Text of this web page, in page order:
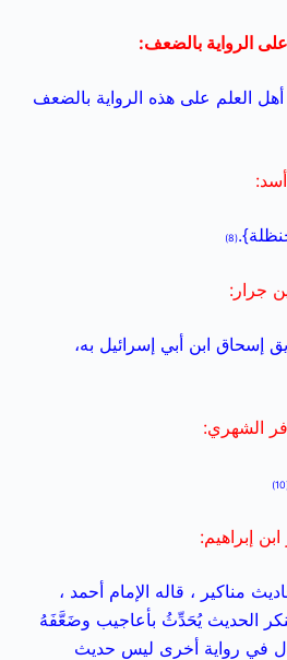
الرواية بالضعف:
العلم على هذه الرواية بالضعف
(8)
جرار:
إسحاق ابن أبي إسرائيل به،
الشهري:
إبراهيم:
مناكير ، قاله الإمام أحمد ،
الحديث يُحَدِّثُ بأعاجيب وضَعَّفَهُ
في رواية أخرى ليس حديث